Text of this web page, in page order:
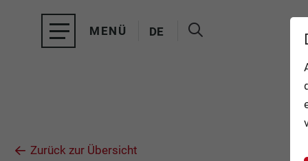
MENÜ
DE
Zurück zur Übersicht